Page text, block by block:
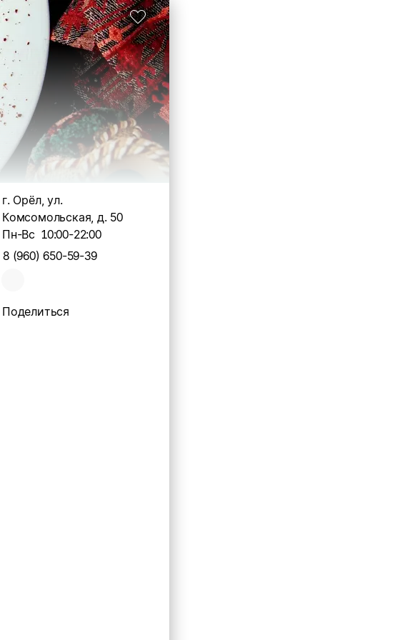
г. Орёл, ул.
Комсомольская, д. 50
Пн-Вс 10:00-22:00
8 (960) 650-59-39
Поделиться